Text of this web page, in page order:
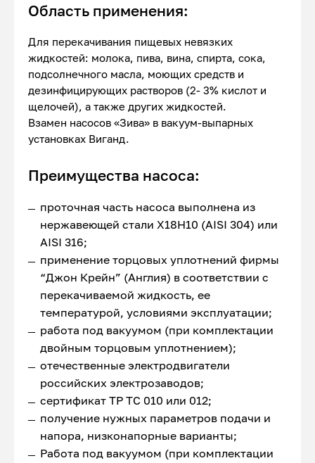
Область применения:
Для перекачивания пищевых невязких
жидкостей: молока, пива, вина, спирта, сока,
подсолнечного масла, моющих средств и
дезинфицирующих растворов (2- 3% кислот и
щелочей), а также других жидкостей.
Взамен насосов «Зива» в вакуум-выпарных
установках Виганд.
Преимущества насоса:
проточная часть насоса выполнена из
нержавеющей стали Х18Н10 (AISI 304) или
AISI 316;
применение торцовых уплотнений фирмы
“Джон Крейн” (Англия) в соответствии с
перекачиваемой жидкость, ее
температурой, условиями эксплуатации;
работа под вакуумом (при комплектации
двойным торцовым уплотнением);
отечественные электродвигатели
российских электрозаводов;
сертификат ТР ТС 010 или 012;
получение нужных параметров подачи и
напора, низконапорные варианты;
Работа под вакуумом (при комплектации